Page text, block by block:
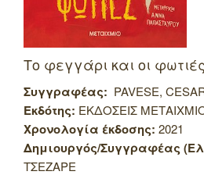
Το φεγγάρι και οι φωτιές
Συγγραφέας: PAVESE,
Εκδότης: ΕΚΔΟΣΕΙΣ
Χρονολογία έκδοσης: 2021
Δημιουργός/Συγγραφέας
ΤΣΕΖΑΡΕ